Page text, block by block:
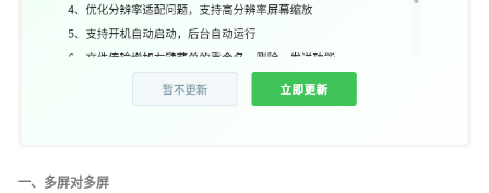
一、多屏对多屏